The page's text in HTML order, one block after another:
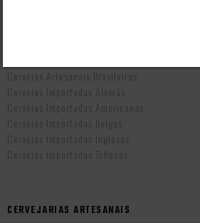
Cervejas Artesanais Brasileiras
Cervejas Importadas Alemãs
Cervejas Importadas Americanas
Cervejas Importadas Belgas
Cervejas Importadas Inglesas
Cervejas Importadas Tchecas
CERVEJARIAS ARTESANAIS